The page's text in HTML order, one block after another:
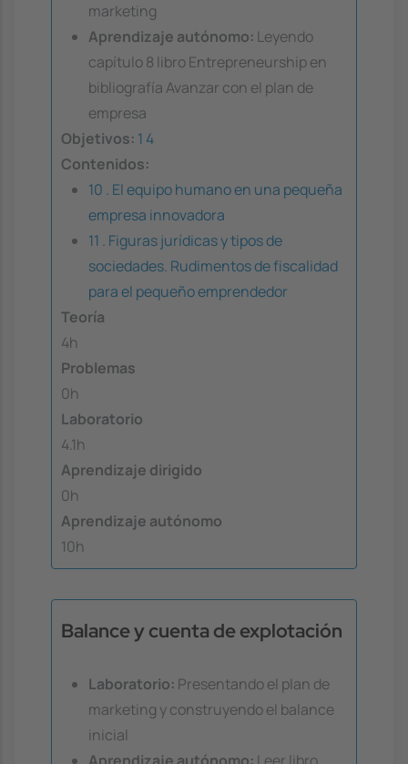
marketing
Aprendizaje autónomo: Leyendo
capítulo 8 libro Entrepreneurship en
bibliografía Avanzar con el plan de
empresa
Objetivos: 1 4
Contenidos:
10 . El equipo humano en una pequeña
empresa innovadora
11 . Figuras jurídicas y tipos de
sociedades. Rudimentos de fiscalidad
para el pequeño emprendedor
Teoría
4h
Problemas
0h
Laboratorio
4.1h
Aprendizaje dirigido
0h
Aprendizaje autónomo
10h
Balance y cuenta de explotación
Laboratorio: Presentando el plan de
marketing y construyendo el balance
inicial